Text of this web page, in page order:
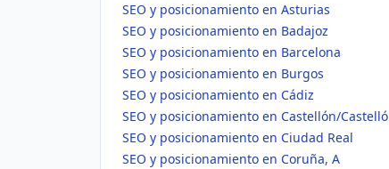
SEO y posicionamiento en Asturias
SEO y posicionamiento en Badajoz
SEO y posicionamiento en Barcelona
SEO y posicionamiento en Burgos
SEO y posicionamiento en Cádiz
SEO y posicionamiento en Castellón/Castelló
SEO y posicionamiento en Ciudad Real
SEO y posicionamiento en Coruña, A